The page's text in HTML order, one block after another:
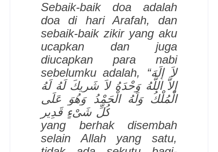
Sebaik-baik doa adalah
doa di hari Arafah, dan
sebaik-baik zikir yang aku
ucapkan dan juga
diucapkan para nabi
sebelumku adalah, “لاَ إِلَهَ
إِلاَّ اللَّهُ وَحْدَهُ لاَ شَرِيكَ لَهُ لَهُ
الْمُلْكُ وَلَهُ الْحَمْدُ وَهُوَ عَلَى
كُلِّ شَىْءٍ قَدِير”. (Tidak ada
yang berhak disembah
selain Allah yang satu,